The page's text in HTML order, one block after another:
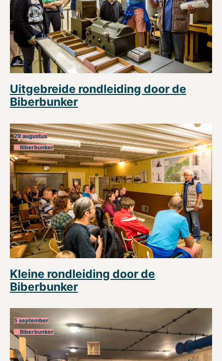
Uitgebreide rondleiding door de
Biberbunker
29 augustus
Biberbunker
Kleine rondleiding door de
Biberbunker
5 september
Biberbunker